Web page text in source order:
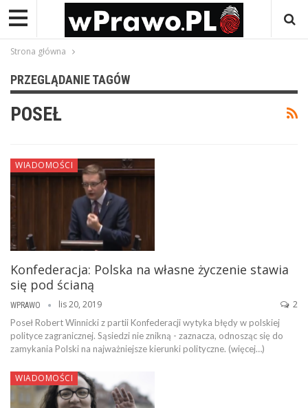
Strona główna
PRZEGLĄDANIE TAGÓW
POSEŁ
WIADOMOŚCI
Konfederacja: Polska na własne życzenie stawia
się pod ścianą
WPRAWO lis 20, 2019 2
Poseł Robert Winnicki z partii Konfederacji wytyka błędy w polskiej
polityce zagranicznej. Sąsiedzi nie znikną - zaznacza, odnosząc się do
zamykania Polski na najważniejsze kierunki polityczne. (więcej…)
WIADOMOŚCI